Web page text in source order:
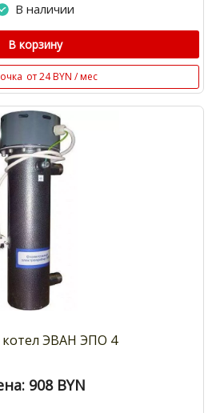
В наличии
В корзину
от 24 BYN / мес
котел ЭВАН ЭПО 4
908 BYN